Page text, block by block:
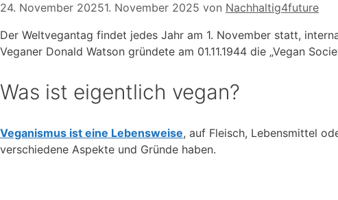
24. November 20251. November 2025 von Nachhaltig4future
Der Weltvegantag findet jedes Jahr am 1. November statt,
Veganer Donald Watson gründete am 01.11.1944 die „Vegan
Was ist eigentlich vegan?
Veganismus ist eine Lebensweise, auf Fleisch, Lebensmittel
verschiedene Aspekte und Gründe haben.